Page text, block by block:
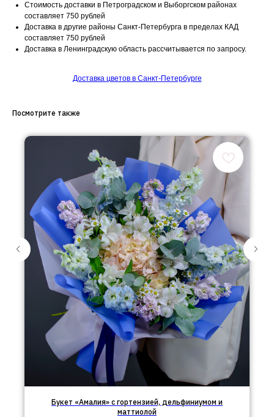
Стоимость доставки в Петроградском и Выборгском районах
составляет 750 рублей
Доставка в другие районы Санкт-Петербурга в пределах КАД
составляет 750 рублей
Доставка в Ленинградскую область рассчитывается по запросу.
Доставка цветов в Санкт-Петербурге
Посмотрите также
Букет «Амалия» с гортензией, дельфиниумом и
маттиолой